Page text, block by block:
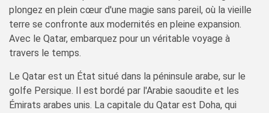
plongez en plein cœur d'une magie sans pareil, où la vieille
terre se confronte aux modernités en pleine expansion.
Avec le Qatar, embarquez pour un véritable voyage à
travers le temps.
Le Qatar est un État situé dans la péninsule arabe, sur le
golfe Persique. Il est bordé par l'Arabie saoudite et les
Émirats arabes unis. La capitale du Qatar est Doha, qui